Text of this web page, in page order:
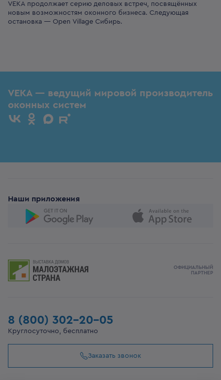
VEKA продолжает серию деловых встреч, посвящённых
новым возможностям оконного бизнеса. Следующая
остановка — Open Village Сибирь.
VEKA — ведущий мировой производитель
оконных систем
Наши приложения
8 (800) 302-20-05
Круглосуточно, бесплатно
Заказать звонок
ОФИЦИАЛЬНЫЙ
ПАРТНЕР